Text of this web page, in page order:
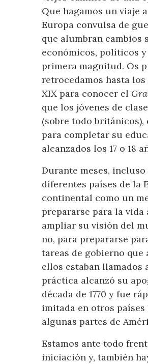
Que hagamos un viaje
Europa convulsa de
que alumbran cambios
económicos, políticos
primera magnitud. Os
retrocedamos hasta
XIX para conocer el
que los jóvenes de
(sobre todo británicos),
para completar su
alcanzados los 17 o 18
Durante meses,
diferentes países de la
continental como un
prepararse para la vida
ampliar su visión del
no, para prepararse
tareas de gobierno que
ellos estaban llamados
práctica alcanzó su
década de 1770 y fue
imitada en otros países
algunas partes de
Estamos ante todo
iniciación y, también